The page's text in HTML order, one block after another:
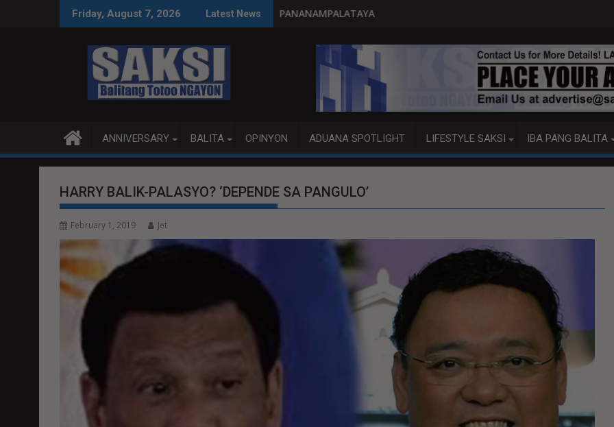
Friday, August 7, 2026 Latest News
paggastos susi sa pag-unladPANANAMPALATAYA
ANNIVERSARY BALITA OPINYON ADUANA SPOTLIGHT LIFESTYLE SAKSI IBA PANG BALITA
HARRY BALIK-PALASYO? ‘DEPENDE SA PANGULO’
February 1, 2019 Jet